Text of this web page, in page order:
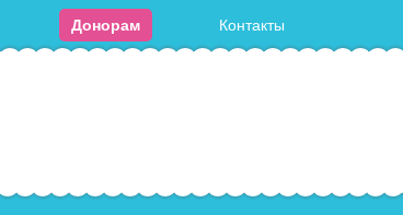
Донорам Контакты